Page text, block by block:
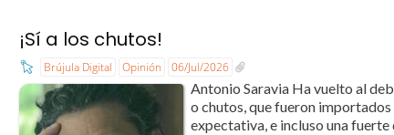
¡Sí a los chutos!
Brújula Digital Opinión 06/Jul/2026
Antonio Saravia ​Ha vuelto al
o chutos, que fueron
expectativa, e incluso una